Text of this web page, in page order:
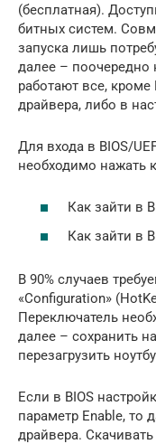
(бесплатная).
битных систем.
запуска лишь
далее –
работают все, кроме
драйвера, либо в
Для входа в BIOS/
необходимо нажать
Как зайти в
Как зайти в
В 90% случаев
«Configuration»
Переключатель
далее – сохранить
перезагрузить
Если в BIOS
параметр Enable, то
драйвера.